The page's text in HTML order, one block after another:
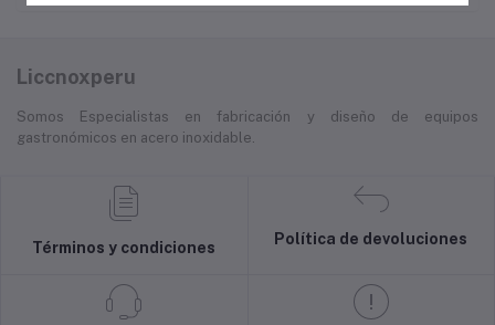
Liccnoxperu
Somos Especialistas en fabricación y diseño de equipos
gastronómicos en acero inoxidable.
Términos y condiciones
Política de devoluciones